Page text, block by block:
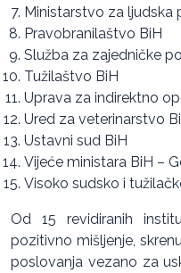
Ministarstvo za ljudska
Pravobranilaštvo BiH
Služba za zajedničke
Tužilaštvo BiH
Uprava za indirektno
Ured za veterinarstvo
Ustavni sud BiH
Vijeće ministara BiH –
Visoko sudsko i
Od 15 revidiranih
pozitivno mišljenje,
poslovanja vezano za